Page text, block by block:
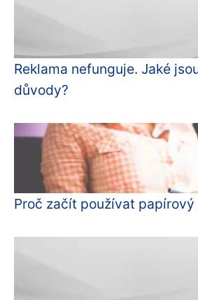
Reklama nefunguje. Jaké
důvody?
Proč začít používat papírový